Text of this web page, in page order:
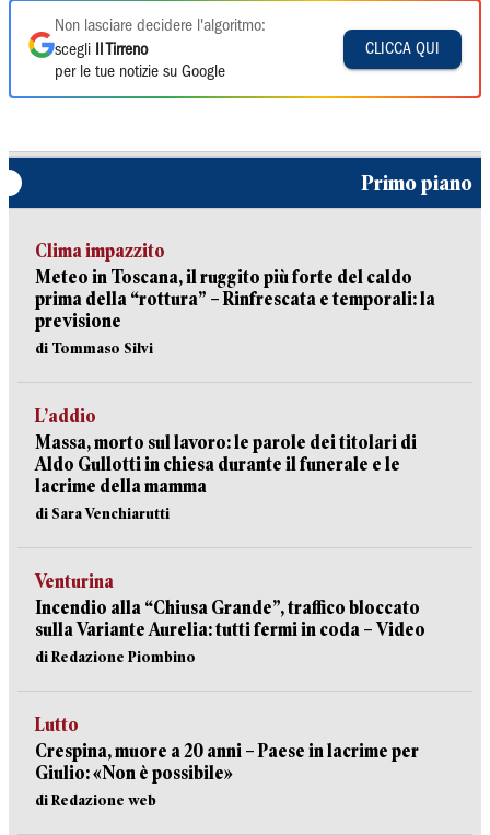
Non lasciare decidere l'algoritmo:
scegli
Il Tirreno
per le tue notizie su Google
CLICCA QUI
Primo piano
Clima impazzito
Meteo in Toscana, il ruggito più forte del caldo
prima della “rottura” – Rinfrescata e temporali: la
previsione
di Tommaso Silvi
L’addio
Massa, morto sul lavoro: le parole dei titolari di
Aldo Gullotti in chiesa durante il funerale e le
lacrime della mamma
di Sara Venchiarutti
Venturina
Incendio alla “Chiusa Grande”, traffico bloccato
sulla Variante Aurelia: tutti fermi in coda – Video
di Redazione Piombino
Lutto
Crespina, muore a 20 anni – Paese in lacrime per
Giulio: «Non è possibile»
di Redazione web